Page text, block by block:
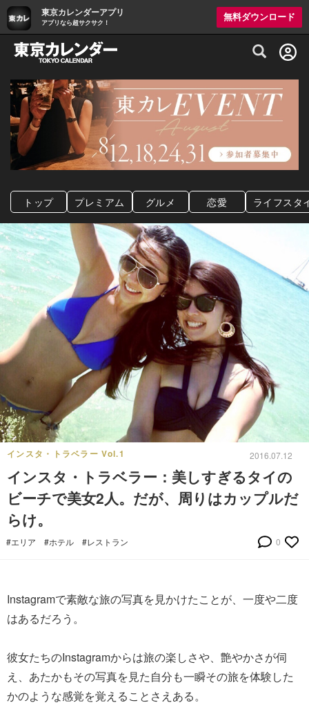
東京カレンダーアプリ
アプリなら超サクサク！
無料ダウンロード
グルメ情報・プレミアムレストラン予約
トップ プレミアム グルメ 恋愛 ライフスタ
インスタ・トラベラー Vol.1 2016.07.12
インスタ・トラベラー：美しすぎるタイの
ビーチで美女2人。だが、周りはカップルだ
らけ。
#エリア #ホテル #レストラン 0
Instagramで素敵な旅の写真を見かけたことが、一度や二度
はあるだろう。
彼女たちのInstagramからは旅の楽しさや、艶やかさが伺
え、あたかもその写真を見た自分も一瞬その旅を体験した
かのような感覚を覚えることさえある。